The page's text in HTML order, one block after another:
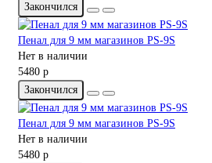
Закончился
Пенал для 9 мм магазинов PS-9S
Нет в наличии
5480 р
Закончился
Пенал для 9 мм магазинов PS-9S
Нет в наличии
5480 р